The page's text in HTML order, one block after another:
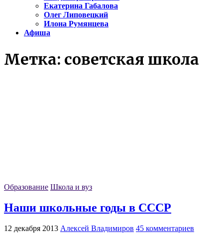
Екатерина Габалова
Олег Липовецкий
Илона Румянцева
Афиша
Метка: советская школа
Образование Школа и вуз
Наши школьные годы в СССР
12 декабря 2013 Алексей Владимиров 45 комментариев